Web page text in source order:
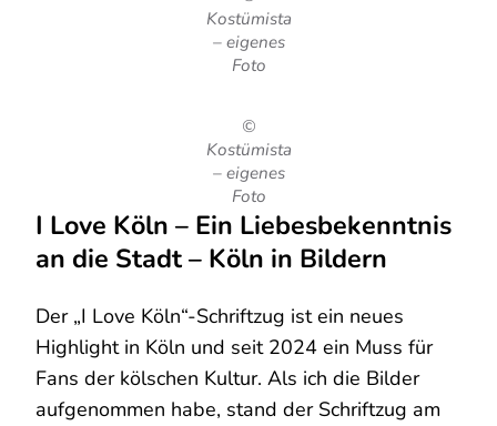
Kostümista
– eigenes
Foto
©
Kostümista
– eigenes
Foto
I Love Köln – Ein Liebesbekenntnis
an die Stadt – Köln in Bildern
Der „I Love Köln“-Schriftzug ist ein neues
Highlight in Köln und seit 2024 ein Muss für
Fans der kölschen Kultur. Als ich die Bilder
aufgenommen habe, stand der Schriftzug am